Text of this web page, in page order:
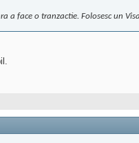
a face o tranzactie. Folosesc un